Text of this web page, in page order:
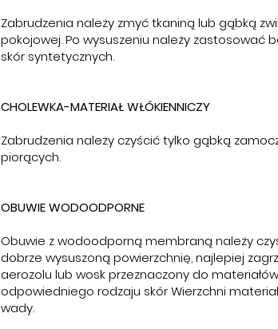
Zabrudzenia należy zmyć tkaniną lub gąbką
pokojowej. Po wysuszeniu należy zastosować
skór syntetycznych.
CHOLEWKA-MATERIAŁ WŁÓKIENNICZY
Zabrudzenia należy czyścić tylko gąbką
piorących.
OBUWIE WODOODPORNE
Obuwie z wodoodporną membraną należy
dobrze wysuszoną powierzchnię, najlepiej
aerozolu lub wosk przeznaczony do
odpowiedniego rodzaju skór Wierzchni
wady.